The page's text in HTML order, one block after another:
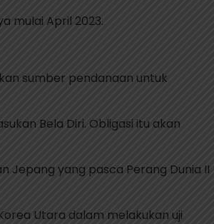
mulai April 2023.
sumber pendanaan untuk
Bela Diri. Obligasi itu akan
Jepang yang pasca Perang Dunia II
Utara dalam melakukan uji